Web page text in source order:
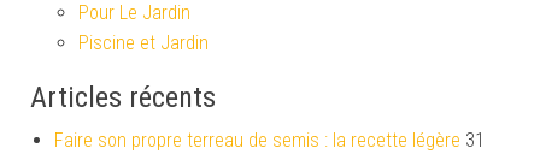
Pour Le Jardin
Piscine et Jardin
Articles récents
Faire son propre terreau de semis : la recette légère 31